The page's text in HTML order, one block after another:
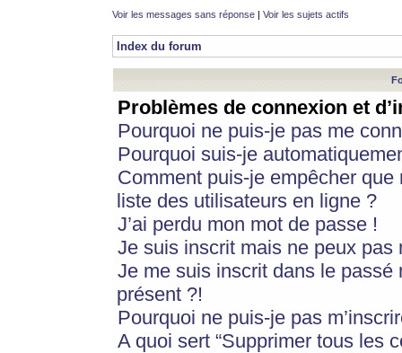
Voir les messages sans réponse | Voir les sujets actifs
Index du forum
Problèmes de connexion et
Pourquoi ne puis-je pas me
Pourquoi suis-je
Comment puis-je empêcher
liste des utilisateurs en ligne ?
J’ai perdu mon mot de passe !
Je suis inscrit mais ne peux pas
Je me suis inscrit dans le
présent ?!
Pourquoi ne puis-je pas
A quoi sert “Supprimer tous les